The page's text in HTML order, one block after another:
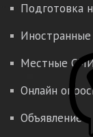
Подготовка
Местные
Онлайн
Объявление